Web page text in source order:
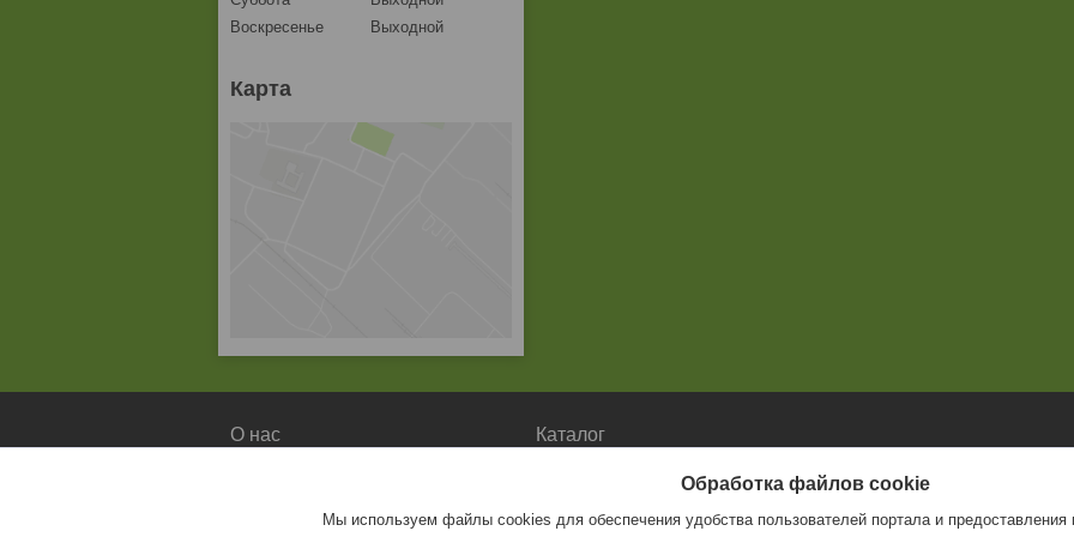
Воскресенье
Выходной
Карта
О нас Каталог
Обработка файлов cookie
Мы используем файлы cookies для обеспечения удобства пользователей портала и предоставления